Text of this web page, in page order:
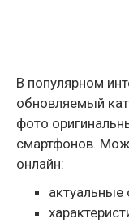
В популярном
обновляемый
фото
смартфонов.
онлайн: